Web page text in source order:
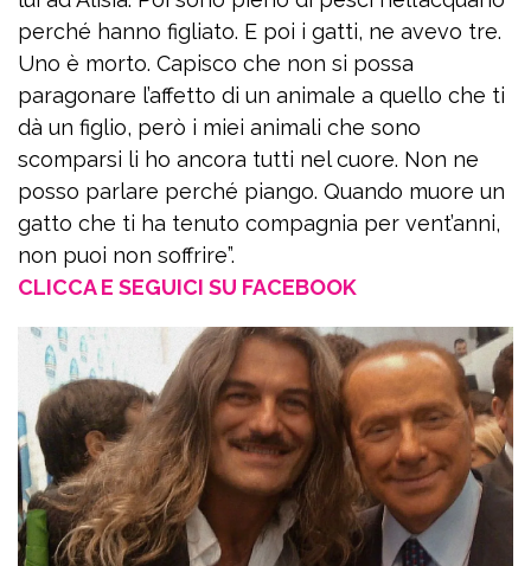
perché hanno figliato. E poi i gatti, ne avevo tre.
Uno è morto. Capisco che non si possa
paragonare l’affetto di un animale a quello che ti
dà un figlio, però i miei animali che sono
scomparsi li ho ancora tutti nel cuore. Non ne
posso parlare perché piango. Quando muore un
gatto che ti ha tenuto compagnia per vent’anni,
non puoi non soffrire”.
CLICCA E SEGUICI SU FACEBOOK